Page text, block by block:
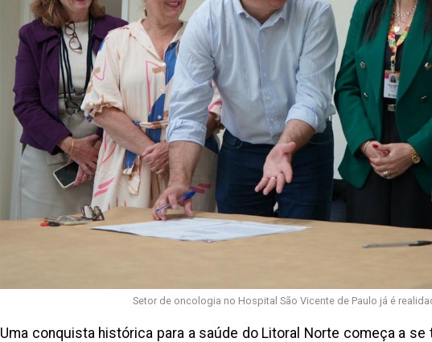
Setor de oncologia no Hospital São Vicente de Paulo já é
Uma conquista histórica para a saúde do Litoral Norte começa a se